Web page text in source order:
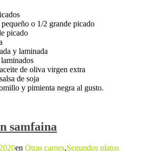
o 1/2 grande picado
picado
y laminada
de oliva virgen extra
de soja
y pimienta negra al gusto.
samfaina
en Otras carnes,Segundos platos